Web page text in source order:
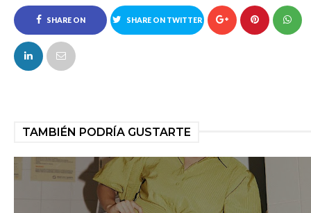
SHARE ON
FACEBOOK
SHARE ON TWITTER
TAMBIÉN PODRÍA GUSTARTE